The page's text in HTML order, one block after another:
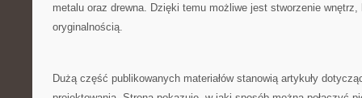
metalu oraz drewna. Dzięki temu możliwe jest stworzenie
oryginalnością.
Dużą część publikowanych materiałów stanowią artykuły